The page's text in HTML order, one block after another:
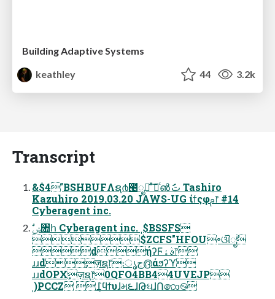
Building Adaptive Systems
keathley
44 3.2k
Transcript
&$4'BSHBUFΛຊ൪౤ೖ ͯ͠ಘͨ൵تަަ Tashiro
Kazuhiro 2019.03.20 JAWS-UG ίϯςφࢧ෦ #14
Cyberagent inc.
$ZCFS"HFOU৽ଔೖࣾ
dήʔϜࣄۀ෦
ɹɹdٕज़ຊ෦։ൃج൫άϧʔϓ
ɹɹdOPXٕज़ຊ෦0QFO4BB44UVEJP
ˌ)PCCZ ݈߁ϥϯυɺમ౬ɺԹઘɺՈ෩࿊